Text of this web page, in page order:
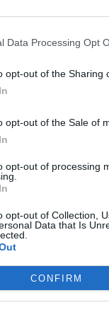
Data Processing Opt
opt-out of the Sharing
opt-out of the Sale of
opt-out of processing
opt-out of Collection,
Data that Is
CONFIRM
1
Depression - SSRI
Cholesterin
Depression - SSRI
Sucht
Depression - SSRI